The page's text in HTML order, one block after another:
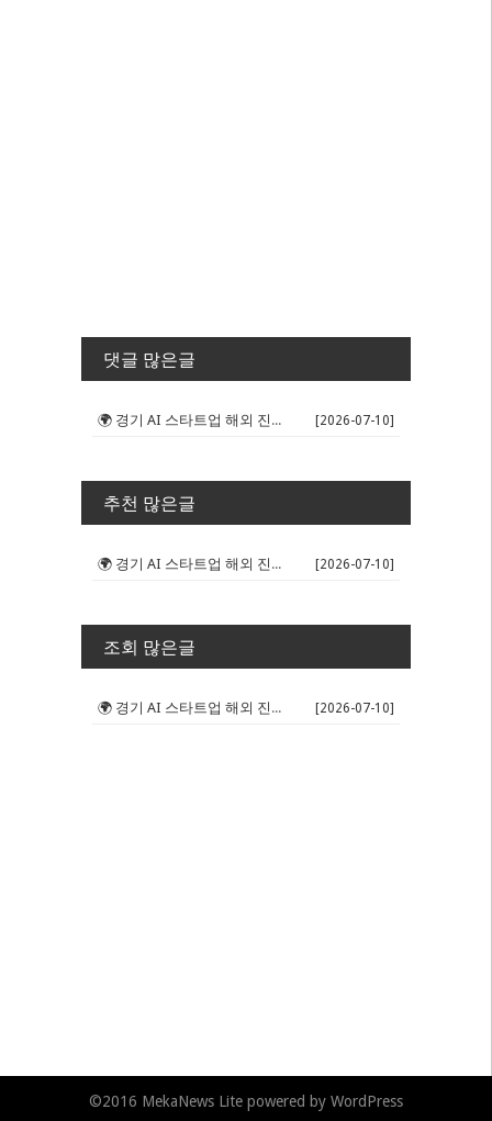
댓글 많은글
🌍 경기 AI 스타트업 해외 진출 판... [2026-07-10]
추천 많은글
🌍 경기 AI 스타트업 해외 진출 판... [2026-07-10]
조회 많은글
🌍 경기 AI 스타트업 해외 진출 판... [2026-07-10]
©2016 MekaNews Litepowered by WordPress